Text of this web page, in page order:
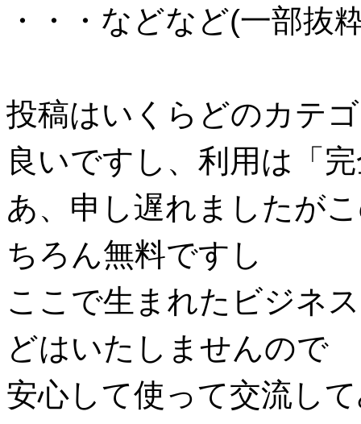
・・・などなど(一部抜
投稿はいくらどのカテ
良いですし、利用は「
あ、申し遅れましたが
ちろん無料ですし
ここで生まれたビジネ
どはいたしませんので
安心して使って交流し